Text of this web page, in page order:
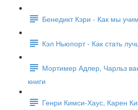
Бенедикт Кэри - Как мы
Кэл Ньюпорт - Как стать
Мортимер Адлер, Чарльз
книги
Генри Кимси-Хаус, Карен